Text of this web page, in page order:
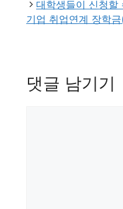
리
대학생들이 신청할
기업 취업연계 장학
댓글 남기기